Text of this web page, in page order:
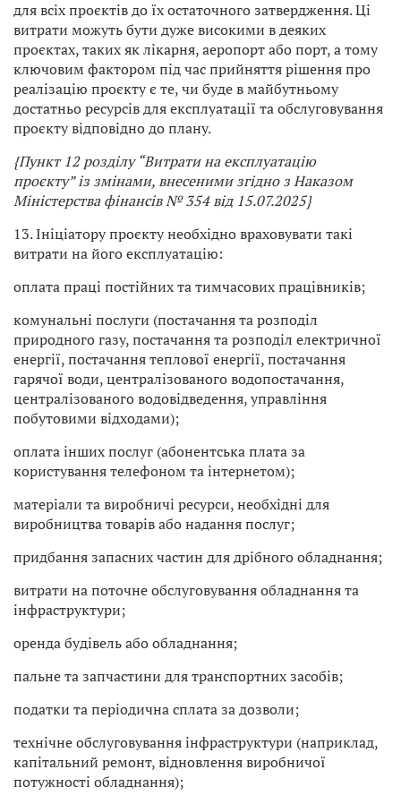
для всіх проєктів до їх остаточного затвердження. Ці
витрати можуть бути дуже високими в деяких
проєктах, таких як лікарня, аеропорт або порт, а тому
ключовим фактором під час прийняття рішення про
реалізацію проєкту є те, чи буде в майбутньому
достатньо ресурсів для експлуатації та обслуговування
проєкту відповідно до плану.
{Пункт 12 розділу “Витрати на експлуатацію
проєкту” із змінами, внесеними згідно з Наказом
Міністерства фінансів № 354 від 15.07.2025}
13. Ініціатору проєкту необхідно враховувати такі
витрати на його експлуатацію:
оплата праці постійних та тимчасових працівників;
комунальні послуги (постачання та розподіл
природного газу, постачання та розподіл електричної
енергії, постачання теплової енергії, постачання
гарячої води, централізованого водопостачання,
централізованого водовідведення, управління
побутовими відходами);
оплата інших послуг (абонентська плата за
користування телефоном та інтернетом);
матеріали та виробничі ресурси, необхідні для
виробництва товарів або надання послуг;
придбання запасних частин для дрібного обладнання;
витрати на поточне обслуговування обладнання та
інфраструктури;
оренда будівель або обладнання;
пальне та запчастини для транспортних засобів;
податки та періодична сплата за дозволи;
технічне обслуговування інфраструктури (наприклад,
капітальний ремонт, відновлення виробничої
потужності обладнання);